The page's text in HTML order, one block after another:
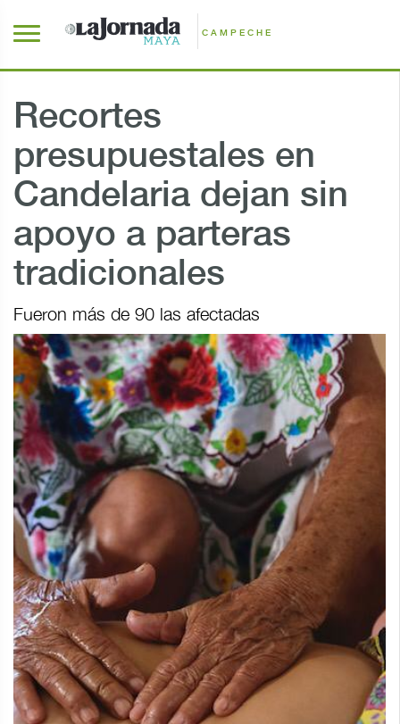
CAMPECHE
Recortes
presupuestales en
Candelaria dejan sin
apoyo a parteras
tradicionales
Fueron más de 90 las afectadas